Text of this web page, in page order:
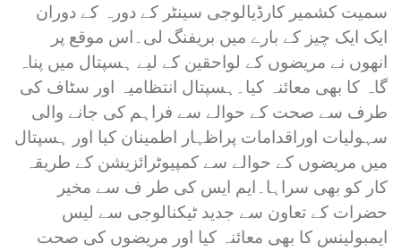
سمیت کشمیر کارڈیالوجی سینٹر کے دورہ کے دوران
ایک ایک چیز کے بارے میں بریفنگ لی۔اس موقع پر
انھوں نے مریضوں کے لواحقین کے لیے ہسپتال میں پناہ
گاہ کا بھی معائنہ کیا۔ہسپتال انتظامیہ اور سٹاف کی
طرف سے صحت کے حوالے سے فراہم کی جانے والی
سہولیات اوراقدامات پراظہار اطمینان کیا اور ہسپتال
میں مریضوں کے حوالے سے کمپیوٹرائزیشن کے طریقہ
کار کو بھی سراہا۔ایم ایس کی طر ف سے مخیر
حضرات کے تعاون سے جدید ٹیکنالوجی سے لیس
ایمبولینس کا بھی معائنہ کیا اور مریضوں کی صحت